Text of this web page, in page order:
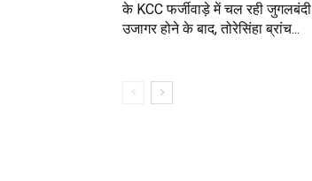
के KCC फर्जीवाड़े में चल रही जुगलबंदी
उजागर होने के बाद, तोरेसिंहा ब्रांच...